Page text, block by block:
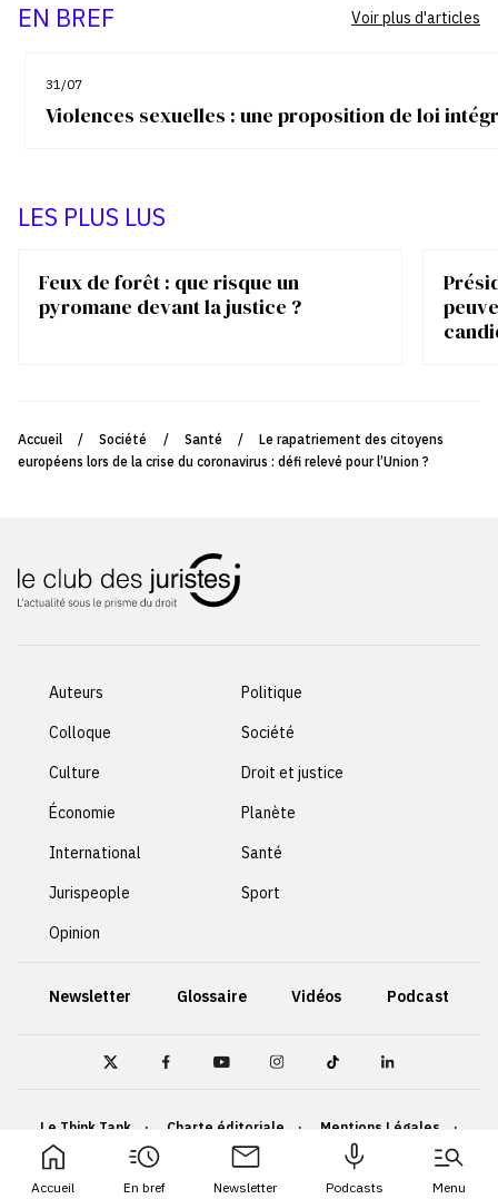
Accueil En bref Newsletter Podcasts Menu
EN BREF
31/07
Violences sexuelles : une proposition de loi
Voir plus d'articles
LES PLUS LUS
Feux de forêt : que risque un
pyromane devant la justice ?
Accueil / Société / Santé /
Le rapatriement des citoyens
européens lors de la crise du coronavirus : défi relevé pour l’Union ?
Auteurs
Colloque
Culture
Économie
International
Jurispeople
Opinion
Politique
Société
Droit et justice
Planète
Santé
Sport
Newsletter Glossaire Vidéos Podcast
Le Think Tank Charte éditoriale
Mentions Légales
Politique de confidentialité
Cookies
Accessibilité : non conforme
Plan du site